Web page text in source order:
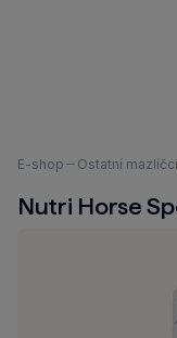
Nacházíte
zde:
E-shop Ostatní mazlíčci
Nutri Horse